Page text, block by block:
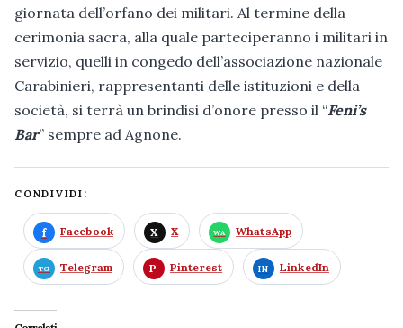
giornata dell’orfano dei militari. Al termine della
cerimonia sacra, alla quale parteciperanno i militari in
servizio, quelli in congedo dell’associazione nazionale
Carabinieri, rappresentanti delle istituzioni e della
società, si terrà un brindisi d’onore presso il “Feni’s
Bar” sempre ad Agnone.
CONDIVIDI:
Facebook X WhatsApp
Telegram Pinterest LinkedIn